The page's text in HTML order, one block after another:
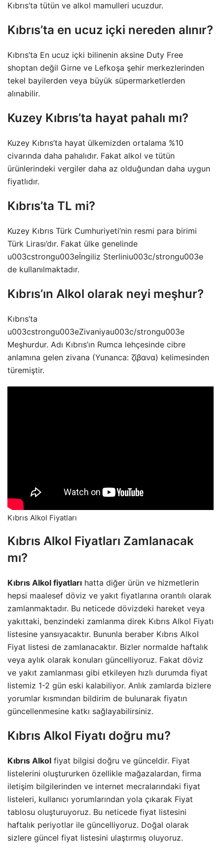
Kıbrıs’ta tütün ve alkol mamulleri ucuzdur.
Kıbrıs’ta en ucuz içki nereden alınır?
Kıbrıs’ta En ucuz içki bilinenin aksine Duty Free
shoptan değil Girne ve Lefkoşa şehir merkezlerinden
tekel bayilerden veya büyük süpermarketlerden
alınabilir.
Kuzey Kıbrıs’ta hayat pahalı mı?
Kuzey Kıbrıs’ta hayat ülkemizden ortalama %10
civarında daha pahalıdır. Fakat alkol ve tütün
ürünlerindeki vergiler daha az olduğundan daha uygun
fiyatlıdır.
Kıbrıs’ta TL mi?
Kuzey Kıbrıs Türk Cumhuriyeti’nin resmi para birimi
Türk Lirası’dır. Fakat ülke genelinde
u003cstrongu003eİngiliz Sterliniu003c/strongu003e
de kullanılmaktadır.
Kıbrıs’ın Alkol olarak neyi meşhur?
Kıbrıs’ta
u003cstrongu003eZivaniyau003c/strongu003e
Meşhurdur. Adı Kıbrıs’ın Rumca lehçesinde cibre
anlamına gelen zivana (Yunanca: ζίβανα) kelimesinden
türemiştir.
Kıbrıs Alkol Fiyatları
Kıbrıs Alkol Fiyatları Zamlanacak
mı?
Kıbrıs Alkol fiyatları hatta diğer ürün ve hizmetlerin
hepsi maalesef döviz ve yakıt fiyatlarına orantılı olarak
zamlanmaktadır. Bu neticede dövizdeki hareket veya
yakıttaki, benzindeki zamlanma direk Kıbrıs Alkol Fiyatı
listesine yansıyacaktır. Bununla beraber Kıbrıs Alkol
Fiyat listesi de zamlanacaktır. Bizler normalde haftalık
veya aylık olarak konuları güncelliyoruz. Fakat döviz
ve yakıt zamlanması gibi etkileyen hızlı durumda fiyat
listemiz 1-2 gün eski kalabiliyor. Anlık zamlarda bizlere
yorumlar kısmından bildirim de bulunarak fiyatın
güncellenmesine katkı sağlayabilirsiniz.
Kıbrıs Alkol Fiyatı doğru mu?
Kıbrıs Alkol fiyat bilgisi doğru ve günceldir. Fiyat
listelerini oluştururken özellikle mağazalardan, firma
iletişim bilgilerinden ve internet mecralarındaki fiyat
listeleri, kullanıcı yorumlarından yola çıkarak Fiyat
tablosu oluşturuyoruz. Bu neticede fiyat listesini
haftalık periyotlar ile güncelliyoruz. Doğal olarak
sizlere güncel fiyat listesini ulaştırmış oluyoruz.